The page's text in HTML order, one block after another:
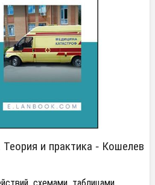
и практика - Кошелев